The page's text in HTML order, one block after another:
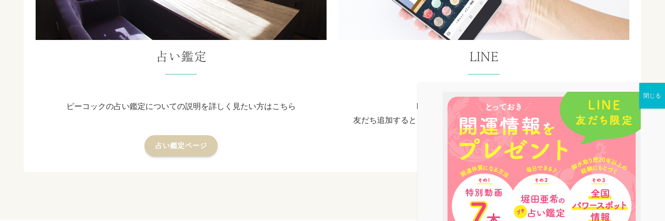
占い鑑定
ピーコックの占い鑑定についての説明を詳しく見たい方はこちら
占い鑑定ページ
LINE
LINE公式アカウントを使って鑑定予約
友だち追加すると、毎月の運勢やおすすめの神社情報もゲットできます。
LINEの紹介ページ